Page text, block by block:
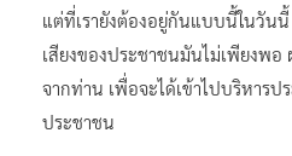
แต่ที่เรายังต้องอยู่กันแบบนี้ในวัน
เสียงของประชาชนมันไม่เพียงพ
จากท่าน เพื่อจะได้เข้าไปบริหารป
ประชาชน